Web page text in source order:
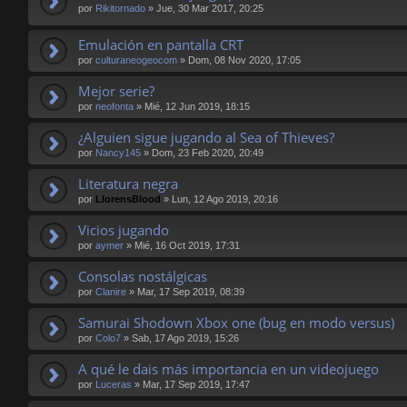
por Rikitornado » Jue, 30 Mar 2017, 20:25
Emulación en pantalla CRT
por culturaneogeocom » Dom, 08 Nov 2020, 17:05
Mejor serie?
por neofonta » Mié, 12 Jun 2019, 18:15
¿Alguien sigue jugando al Sea of Thieves?
por Nancy145 » Dom, 23 Feb 2020, 20:49
Literatura negra
por LlorensBlood » Lun, 12 Ago 2019, 20:16
Vicios jugando
por aymer » Mié, 16 Oct 2019, 17:31
Consolas nostálgicas
por Clanire » Mar, 17 Sep 2019, 08:39
Samurai Shodown Xbox one (bug en modo versus)
por Colo7 » Sab, 17 Ago 2019, 15:26
A qué le dais más importancia en un videojuego
por Luceras » Mar, 17 Sep 2019, 17:47